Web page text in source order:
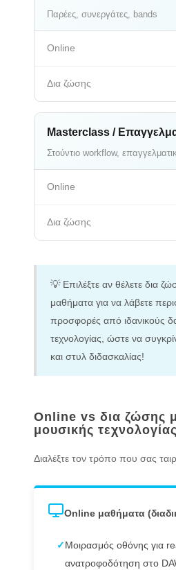
Παρέες, συνεργάτες, bands
Masterclass /
Στούντιο workflow,
💡 Επιλέξτε αν θέλετε δια
μαθήματα για να λάβετε
προσφορές από ιδανικούς
τεχνολογίας, ώστε να
και στυλ διδασκαλίας!
Online vs δια ζώσης
μουσικής τεχνολογίας
Διαλέξτε τον τρόπο που σας
Online μαθήματα
✓ Μοιρασμός οθόνης για
ανατροφοδότηση στο